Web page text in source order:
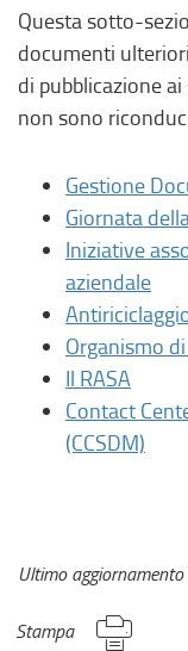
Questa sotto-
documenti
di pubblicazione
non sono
Gestione
Giornata
Iniziative
aziendale
Organismo
Il RASA
Contact
(CCSDM)
Ultimo aggiornamento
Stampa